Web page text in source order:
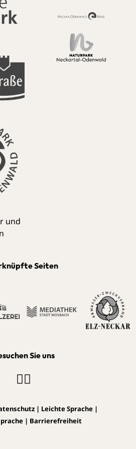
Seiten
Sie uns
| Leichte Sprache |
| Barrierefreiheit